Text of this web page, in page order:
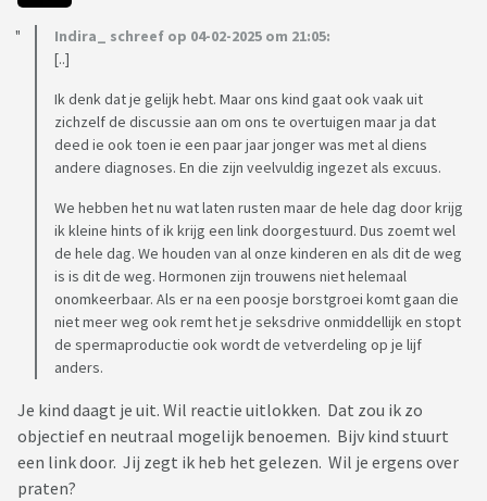
Indira_ schreef op 04-02-2025 om 21:05:
[..]
Ik denk dat je gelijk hebt. Maar ons kind gaat ook vaak uit
zichzelf de discussie aan om ons te overtuigen maar ja dat
deed ie ook toen ie een paar jaar jonger was met al diens
andere diagnoses. En die zijn veelvuldig ingezet als excuus.
We hebben het nu wat laten rusten maar de hele dag door krijg
ik kleine hints of ik krijg een link doorgestuurd. Dus zoemt wel
de hele dag. We houden van al onze kinderen en als dit de weg
is is dit de weg. Hormonen zijn trouwens niet helemaal
onomkeerbaar. Als er na een poosje borstgroei komt gaan die
niet meer weg ook remt het je seksdrive onmiddellijk en stopt
de spermaproductie ook wordt de vetverdeling op je lijf
anders.
Je kind daagt je uit. Wil reactie uitlokken. Dat zou ik zo
objectief en neutraal mogelijk benoemen. Bijv kind stuurt
een link door. Jij zegt ik heb het gelezen. Wil je ergens over
praten?